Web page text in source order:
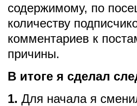
содержимому, по
количеству
комментариев к
причины.
В итоге я сделал
1. Для начала я